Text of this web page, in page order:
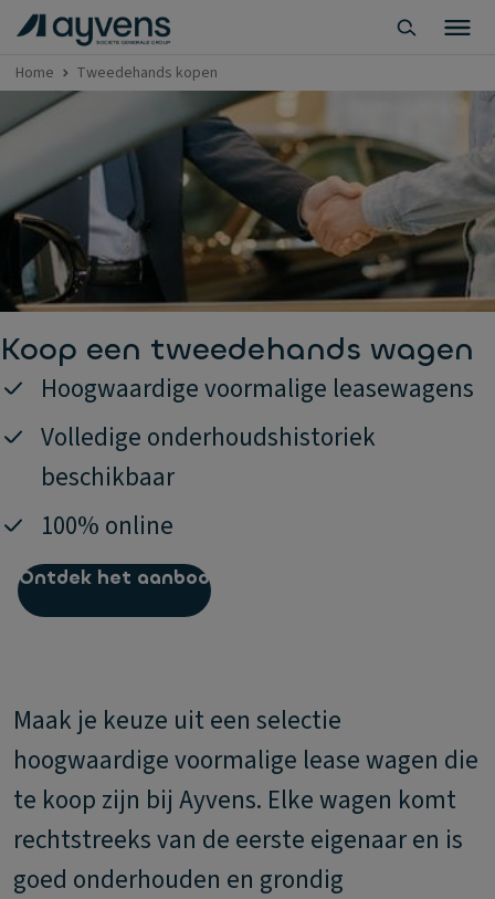
Home Tweedehands kopen
Koop een tweedehands wagen
Hoogwaardige voormalige leasewagens
Volledige onderhoudshistoriek
beschikbaar
100% online
Ontdek het aanbod
Maak je keuze uit een selectie
hoogwaardige voormalige lease wagen die
te koop zijn bij Ayvens. Elke wagen komt
rechtstreeks van de eerste eigenaar en is
goed onderhouden en grondig